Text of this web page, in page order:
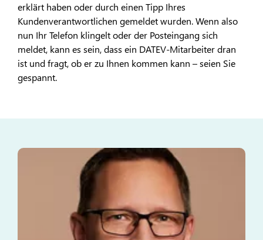
erklärt haben oder durch einen Tipp Ihres
Kundenverantwortlichen gemeldet wurden. Wenn also
nun Ihr Telefon klingelt oder der Posteingang sich
meldet, kann es sein, dass ein DATEV-Mitarbeiter dran
ist und fragt, ob er zu Ihnen kommen kann – seien Sie
gespannt.